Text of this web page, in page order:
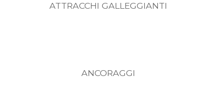
ATTRACCHI GALLEGGIANTI
ANCORAGGI